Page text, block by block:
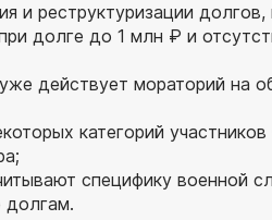
реструктуризации
долге до 1 млн ₽ и
действует мораторий на
категорий
специфику военной
долгам.